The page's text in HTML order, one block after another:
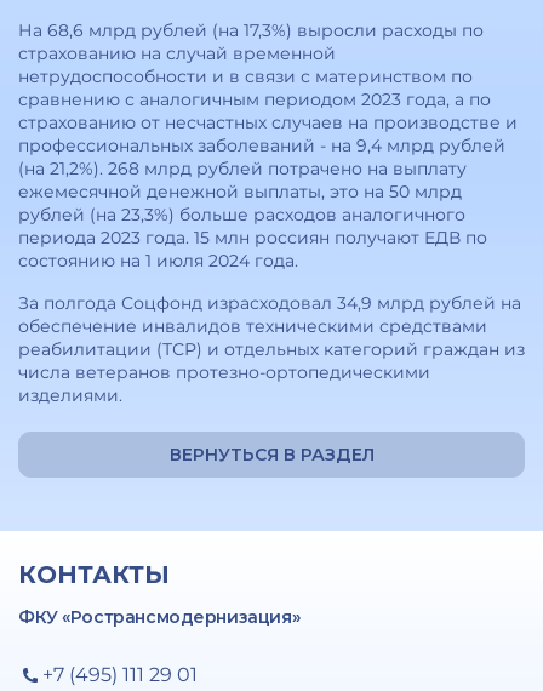
На 68,6 млрд рублей (на 17,3%) выросли расходы по
страхованию на случай временной
нетрудоспособности и в связи с материнством по
сравнению с аналогичным периодом 2023 года, а по
страхованию от несчастных случаев на производстве и
профессиональных заболеваний - на 9,4 млрд рублей
(на 21,2%). 268 млрд рублей потрачено на выплату
ежемесячной денежной выплаты, это на 50 млрд
рублей (на 23,3%) больше расходов аналогичного
периода 2023 года. 15 млн россиян получают ЕДВ по
состоянию на 1 июля 2024 года.
За полгода Соцфонд израсходовал 34,9 млрд рублей на
обеспечение инвалидов техническими средствами
реабилитации (ТСР) и отдельных категорий граждан из
числа ветеранов протезно-ортопедическими
изделиями.
ВЕРНУТЬСЯ В РАЗДЕЛ
КОНТАКТЫ
ФКУ «Ространсмодернизация»
+7 (495) 111 29 01